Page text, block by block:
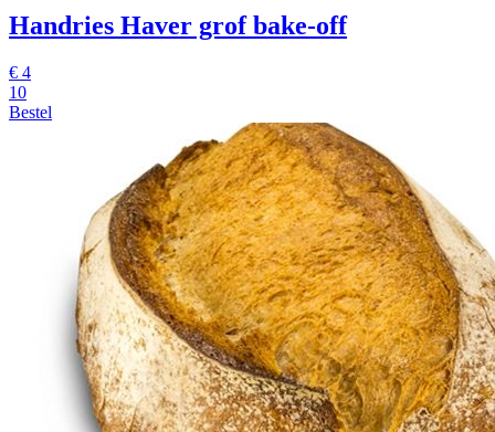
Handries Haver grof bake-off
€ 4
10
Bestel